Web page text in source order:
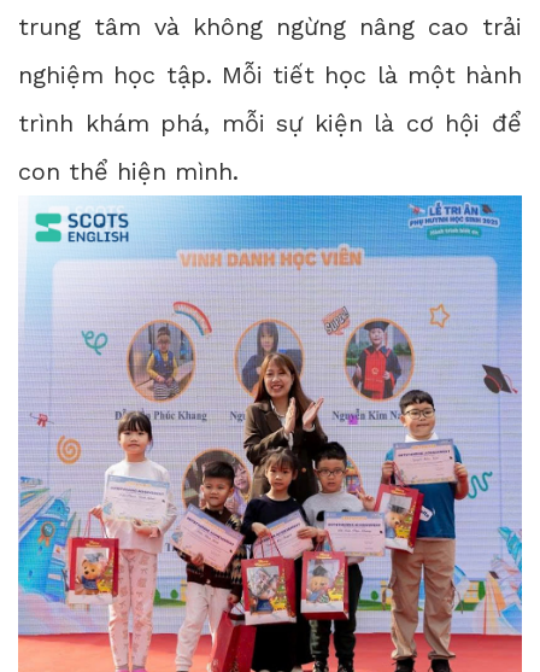
trung tâm và không ngừng nâng cao trải
nghiệm học tập. Mỗi tiết học là một hành
trình khám phá, mỗi sự kiện là cơ hội để
con thể hiện mình.